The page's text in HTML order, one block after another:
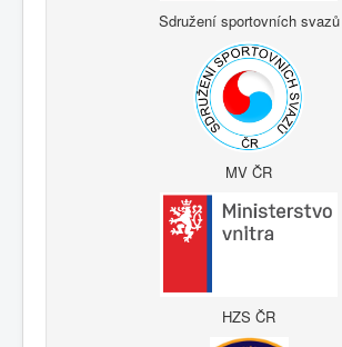
Sdružení sportovních svazů
MV ČR
HZS ČR